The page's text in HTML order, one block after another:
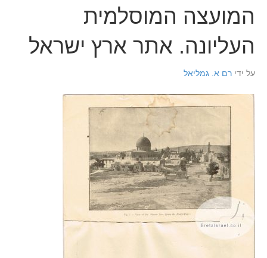
המועצה המוסלמית
העליונה. אתר ארץ ישראל
על ידי רם א. גמליאל